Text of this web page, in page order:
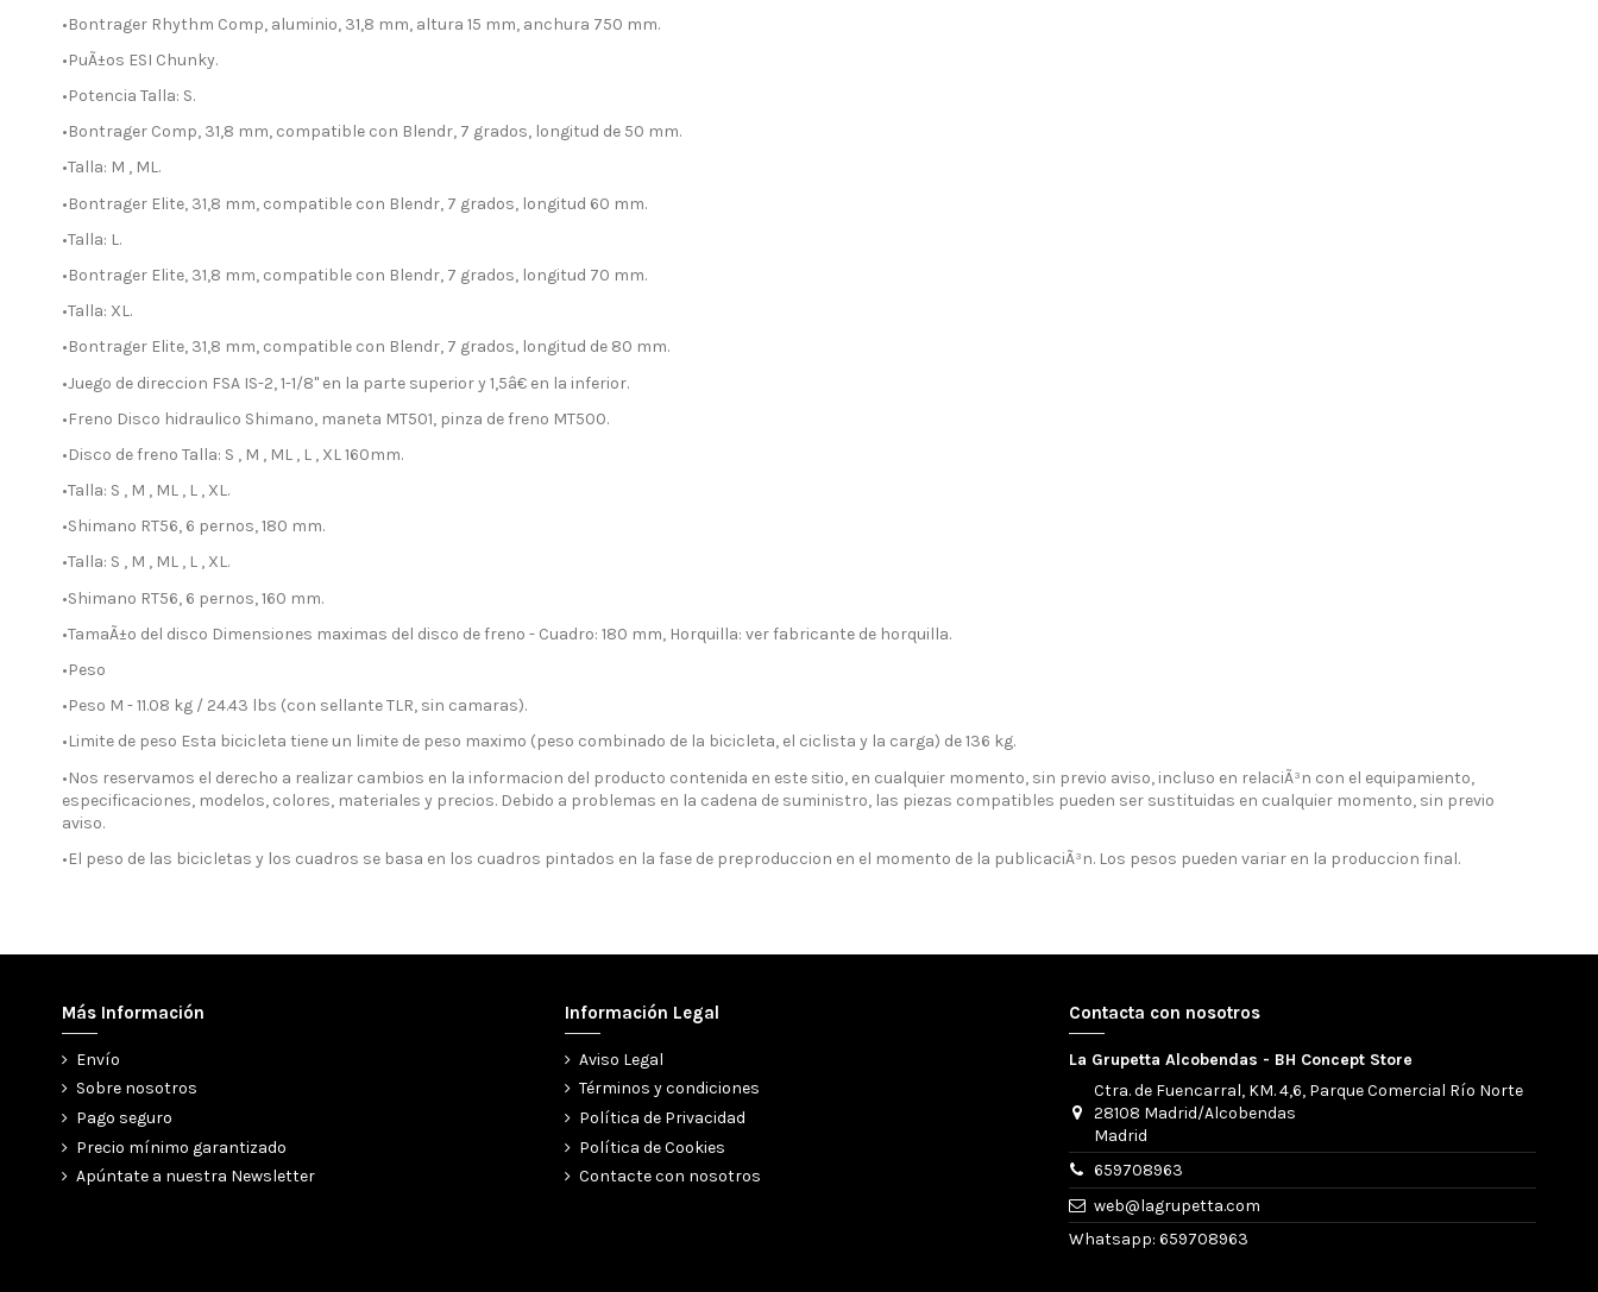
•Bontrager Rhythm Comp, aluminio, 31,8 mm, altura 15 mm, anchura 750 mm.
•PuÃ±os ESI Chunky.
•Potencia Talla: S.
•Bontrager Comp, 31,8 mm, compatible con Blendr, 7 grados, longitud de 50 mm.
•Talla: M , ML.
•Bontrager Elite, 31,8 mm, compatible con Blendr, 7 grados, longitud 60 mm.
•Talla: L.
•Bontrager Elite, 31,8 mm, compatible con Blendr, 7 grados, longitud 70 mm.
•Talla: XL.
•Bontrager Elite, 31,8 mm, compatible con Blendr, 7 grados, longitud de 80 mm.
•Juego de direccion FSA IS-2, 1-1/8" en la parte superior y 1,5â€ en la inferior.
•Freno Disco hidraulico Shimano, maneta MT501, pinza de freno MT500.
•Disco de freno Talla: S , M , ML , L , XL 160mm.
•Talla: S , M , ML , L , XL.
•Shimano RT56, 6 pernos, 180 mm.
•Talla: S , M , ML , L , XL.
•Shimano RT56, 6 pernos, 160 mm.
•TamaÃ±o del disco Dimensiones maximas del disco de freno - Cuadro: 180 mm, Horquilla: ver fabricante de horquilla.
•Peso
•Peso M - 11.08 kg / 24.43 lbs (con sellante TLR, sin camaras).
•Limite de peso Esta bicicleta tiene un limite de peso maximo (peso combinado de la bicicleta, el ciclista y la carga) de 136 kg.
•Nos reservamos el derecho a realizar cambios en la informacion del producto contenida en este sitio, en cualquier momento, sin previo aviso, incluso en relaciÃ³n con el equipamiento,
especificaciones, modelos, colores, materiales y precios. Debido a problemas en la cadena de suministro, las piezas compatibles pueden ser sustituidas en cualquier momento, sin previo
aviso.
•El peso de las bicicletas y los cuadros se basa en los cuadros pintados en la fase de preproduccion en el momento de la publicaciÃ³n. Los pesos pueden variar en la produccion final.
Más Información
Envío
Sobre nosotros
Pago seguro
Precio mínimo garantizado
Apúntate a nuestra Newsletter
Información Legal
Aviso Legal
Términos y condiciones
Política de Privacidad
Política de Cookies
Contacte con nosotros
Contacta con nosotros
La Grupetta Alcobendas - BH Concept Store
Ctra. de Fuencarral, KM. 4,6, Parque Comercial Río Norte
28108 Madrid/Alcobendas
Madrid
659708963
web@lagrupetta.com
Whatsapp: 659708963